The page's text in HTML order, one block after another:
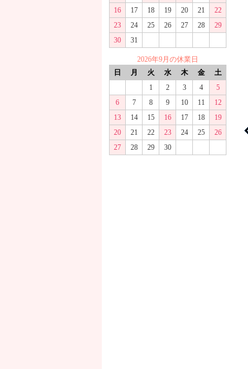
16
17 18 19 20 21
22
23
24 25 26 27 28
29
30
31
2026年9月の休業日
日
月 火 水 木 金
土
1
2 3 4
5
6
7 8 9 10 11
12
13
14 15 16 17 18
19
20
21 22 23 24 25
26
27
28 29 30